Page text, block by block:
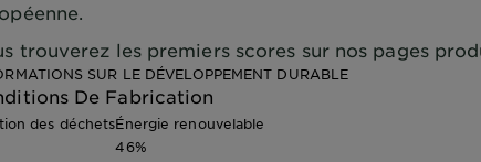
trouverez les premiers scores sur nos pages
SUR LE DÉVELOPPEMENT DURABLE
De Fabrication
des déchetsÉnergie renouvelable
46%